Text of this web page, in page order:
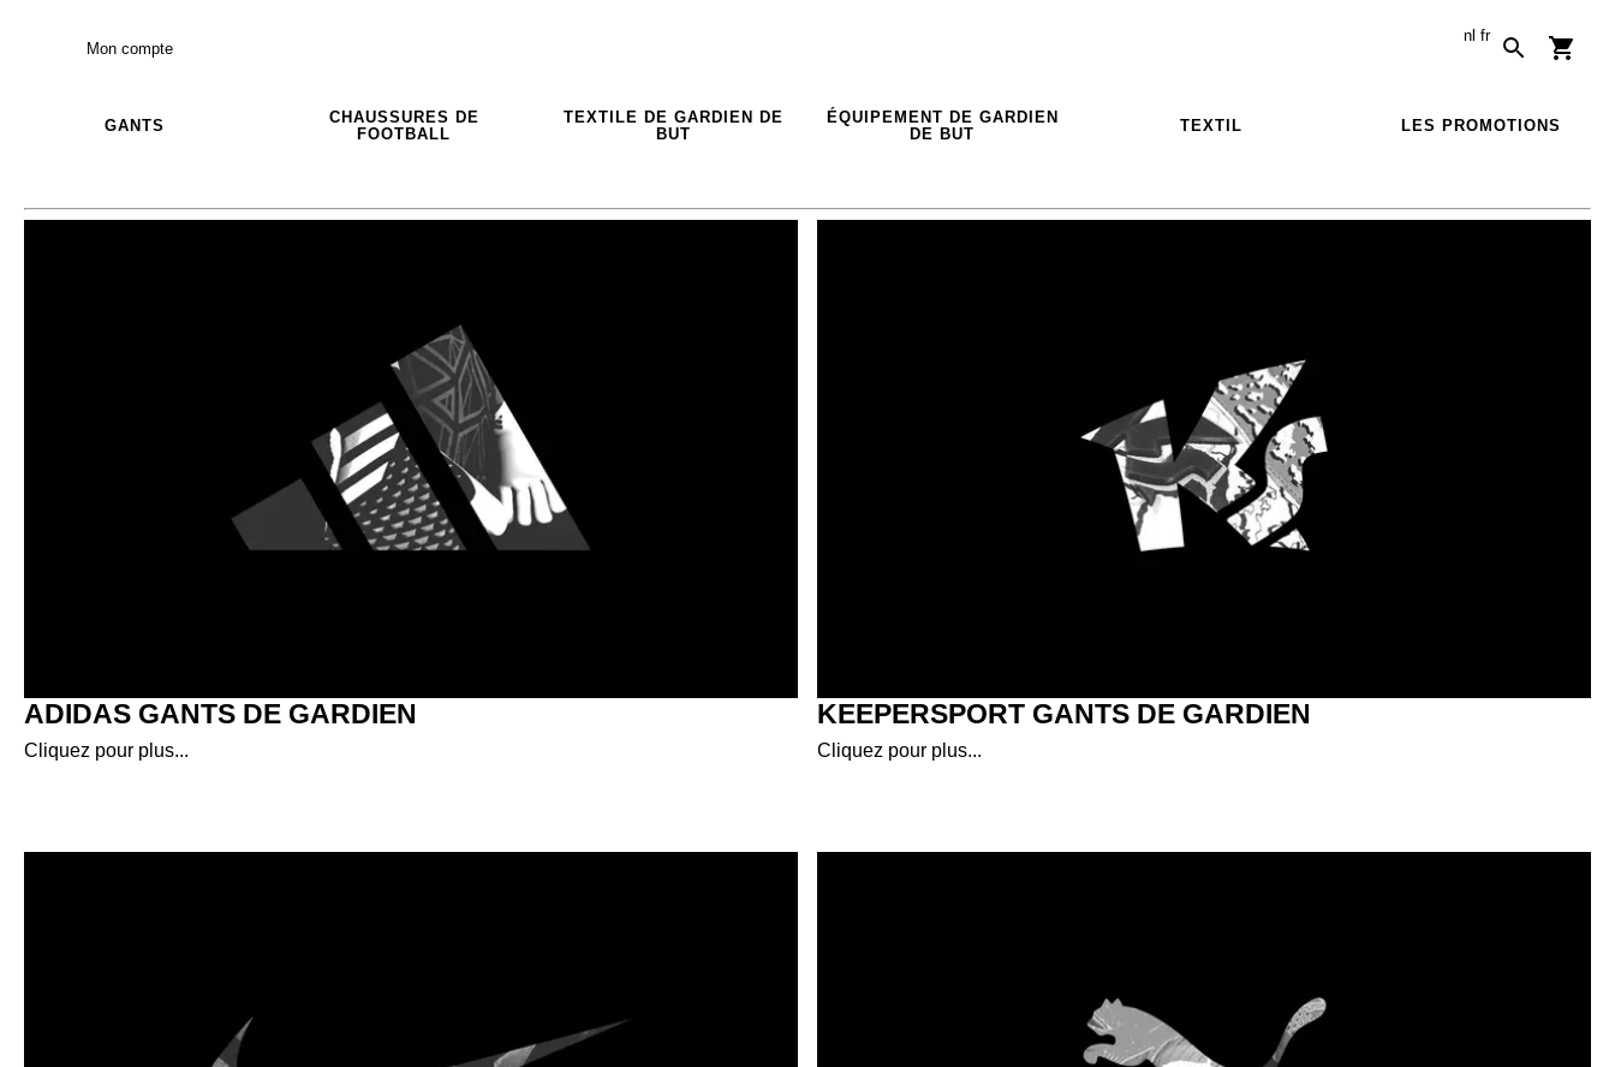
Mon compte
nl fr
GANTS
CHAUSSURES DE
FOOTBALL
TEXTILE DE GARDIEN DE
BUT
ÉQUIPEMENT DE GARDIEN
DE BUT
TEXTIL LES PROMOTIONS
ADIDAS GANTS DE GARDIEN
Cliquez pour plus...
KEEPERSPORT GANTS DE GARDIEN
Cliquez pour plus...